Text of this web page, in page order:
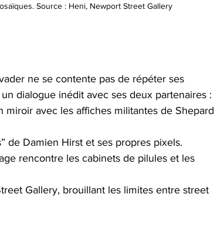
Source : Heni, Newport Street Gallery
ne se contente pas de répéter ses
dialogue inédit avec ses deux partenaires :
miroir avec les affiches militantes de Shepard
de Damien Hirst et ses propres pixels.
rencontre les cabinets de pilules et les
Gallery, brouillant les limites entre street